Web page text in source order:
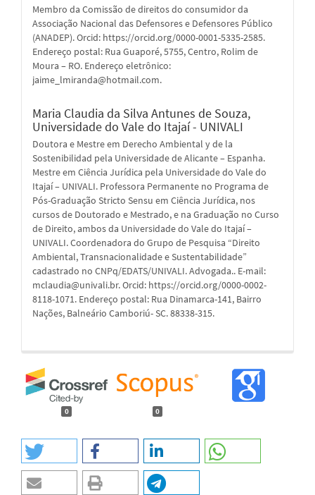
Membro da Comissão de direitos do consumidor da
Associação Nacional das Defensores e Defensores Público
(ANADEP). Orcid: https://orcid.org/0000-0001-5335-2585.
Endereço postal: Rua Guaporé, 5755, Centro, Rolim de
Moura – RO. Endereço eletrônico:
jaime_lmiranda@hotmail.com.
Maria Claudia da Silva Antunes de Souza,
Universidade do Vale do Itajaí - UNIVALI
Doutora e Mestre em Derecho Ambiental y de la
Sostenibilidad pela Universidade de Alicante – Espanha.
Mestre em Ciência Jurídica pela Universidade do Vale do
Itajaí – UNIVALI. Professora Permanente no Programa de
Pós-Graduação Stricto Sensu em Ciência Jurídica, nos
cursos de Doutorado e Mestrado, e na Graduação no Curso
de Direito, ambos da Universidade do Vale do Itajaí –
UNIVALI. Coordenadora do Grupo de Pesquisa “Direito
Ambiental, Transnacionalidade e Sustentabilidade”
cadastrado no CNPq/EDATS/UNIVALI. Advogada.. E-mail:
mclaudia@univali.br. Orcid: https://orcid.org/0000-0002-
8118-1071. Endereço postal: Rua Dinamarca-141, Bairro
Nações, Balneário Camboriú- SC. 88338-315.
0 0